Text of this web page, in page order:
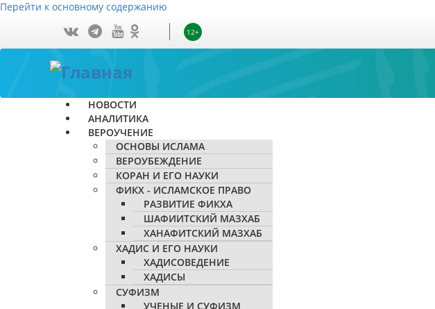
Перейти к основному содержанию
12+
НОВОСТИ
АНАЛИТИКА
ВЕРОУЧЕНИЕ
ОСНОВЫ ИСЛАМА
ВЕРОУБЕЖДЕНИЕ
КОРАН И ЕГО НАУКИ
ФИКХ - ИСЛАМСКОЕ ПРАВО
РАЗВИТИЕ ФИКХА
ШАФИИТСКИЙ МАЗХАБ
ХАНАФИТСКИЙ МАЗХАБ
ХАДИС И ЕГО НАУКИ
ХАДИСОВЕДЕНИЕ
ХАДИСЫ
СУФИЗМ
УЧЕНЫЕ И СУФИЗМ